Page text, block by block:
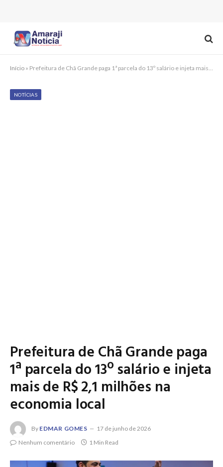
Início » Prefeitura de Chã Grande paga 1ª parcela do 13º salário e injeta mais de R$ 2,1 milhões na economia local
NOTÍCIAS
Prefeitura de Chã Grande paga
1ª parcela do 13º salário e injeta
mais de R$ 2,1 milhões na
economia local
By EDMAR GOMES
17 de junho de 2026
Nenhum comentário
1 Min Read